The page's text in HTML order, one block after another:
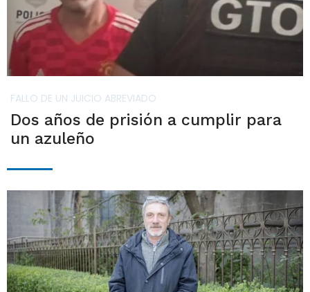
FALLO DE UN JUICIO ABREVIADO
Dos años de prisión a cumplir para
un azuleño